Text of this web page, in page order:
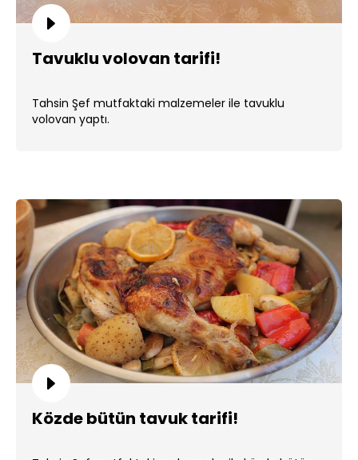
Tavuklu volovan tarifi!
Tahsin Şef mutfaktaki malzemeler ile tavuklu
volovan yaptı.
Közde bütün tavuk tarifi!